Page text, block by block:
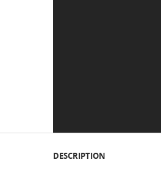
DESCRIPTION